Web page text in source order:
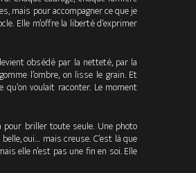
mais pour accompagner ce que je
Elle m’offre la liberté d’exprimer
obsédé par la netteté, par la
l’ombre, on lisse le grain. Et
voulait raconter. Le moment
pour briller toute seule. Une photo
oui… mais creuse.C’est là que
elle n’est pas une fin en soi. Elle